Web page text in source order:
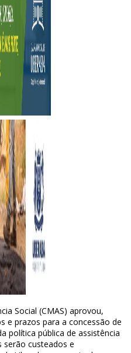
Social (CMAS) aprovou,
e prazos para a concessão de
política pública de assistência
serão custeados e